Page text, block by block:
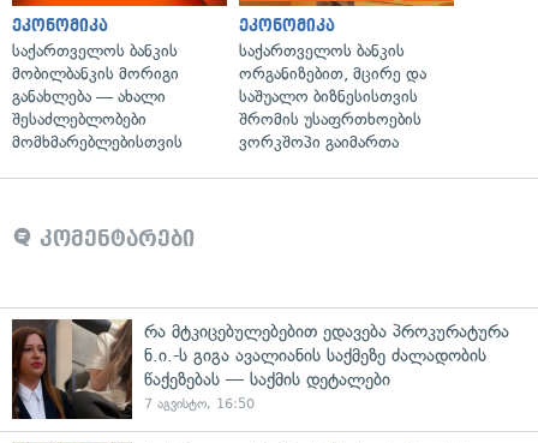
ეკონომიკა
საქართველოს ბანკის
მობილბანკის მორიგი
განახლება — ახალი
შესაძლებლობები
მომხმარებლებისთვის
ეკონომიკა
საქართველოს ბანკის
ორგანიზებით, მცირე და
საშუალო ბიზნესისთვის
შრომის უსაფრთხოების
ვორკშოპი გაიმართა
კომენტარები
რა მტკიცებულებებით ედავება პროკურატურა
ნ.ი.-ს გიგა ავალიანის საქმეზე ძალადობის
წაქეზებას — საქმის დეტალები
7 აგვისტო, 16:50